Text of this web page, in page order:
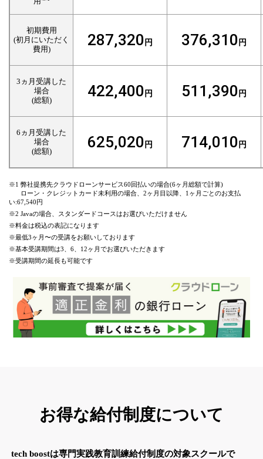
初期費用
(初月にいただく
費用)
287,320 円 376,310 円
3ヵ月受講した
場合
(総額)
422,400 円 511,390 円
6ヵ月受講した
場合
(総額)
625,020 円 714,010 円
※1 弊社提携先クラウドローンサービス60回払いの場合(6ヶ月総額で計算)
ローン・クレジットカード未利用の場合、2ヶ月目以降、1ヶ月ごとのお支払
い:67,540円
※2 Javaの場合、スタンダードコースはお選びいただけません
※料金は税込の表記になります
※最低3ヶ月〜の受講をお願いしております
※基本受講期間は3、6、12ヶ月でお選びいただきます
※受講期間の延長も可能です
お得な給付制度について
tech boostは専門実践教育訓練給付制度の対象スクールで